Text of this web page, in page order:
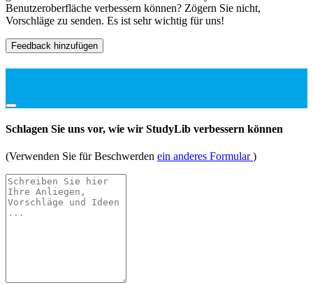
Benutzeroberfläche verbessern können? Zögern Sie nicht,
Vorschläge zu senden. Es ist sehr wichtig für uns!
Feedback hinzufügen
Schlagen Sie uns vor, wie wir StudyLib verbessern können
(Verwenden Sie für Beschwerden ein anderes Formular)